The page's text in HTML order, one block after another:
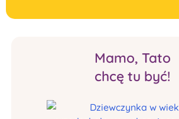
Mamo, Tato
chcę tu być!